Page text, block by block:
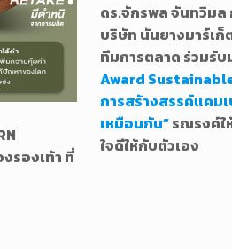
รองเท้า ที่
ดร.จักรพล จันทวิมล
บริษัท นันยางมาร์เ
ทีมการตลาด ร่วมรั
Award
การสร้างสรรค์แคม
เหมือนกัน”รณรงค์ใ
ใจดีให้กับตัวเอง